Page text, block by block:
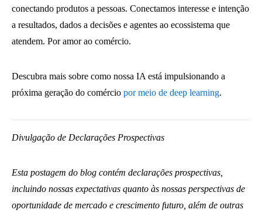
conectando produtos a pessoas. Conectamos interesse e intenção
a resultados, dados a decisões e agentes ao ecossistema que
atendem. Por amor ao comércio.
Descubra mais sobre como nossa IA está impulsionando a
próxima geração do comércio por meio de deep learning.
Divulgação de Declarações Prospectivas
Esta postagem do blog contém declarações prospectivas,
incluindo nossas expectativas quanto às nossas perspectivas de
oportunidade de mercado e crescimento futuro, além de outras